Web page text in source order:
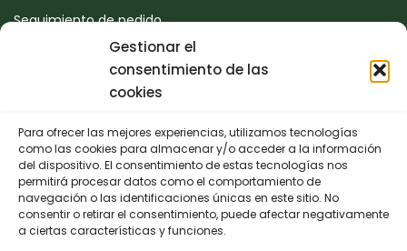
Gestionar el
consentimiento de las
cookies
Para ofrecer las mejores experiencias, utilizamos tecnologías
como las cookies para almacenar y/o acceder a la información
del dispositivo. El consentimiento de estas tecnologías nos
permitirá procesar datos como el comportamiento de
navegación o las identificaciones únicas en este sitio. No
consentir o retirar el consentimiento, puede afectar negativamente
a ciertas características y funciones.
Seguimiento de pedido
CONTACTO
942 25 50 54
Polígono de Trascueto, parcela 4, 39600 Revilla de
Camargo, Cantabria